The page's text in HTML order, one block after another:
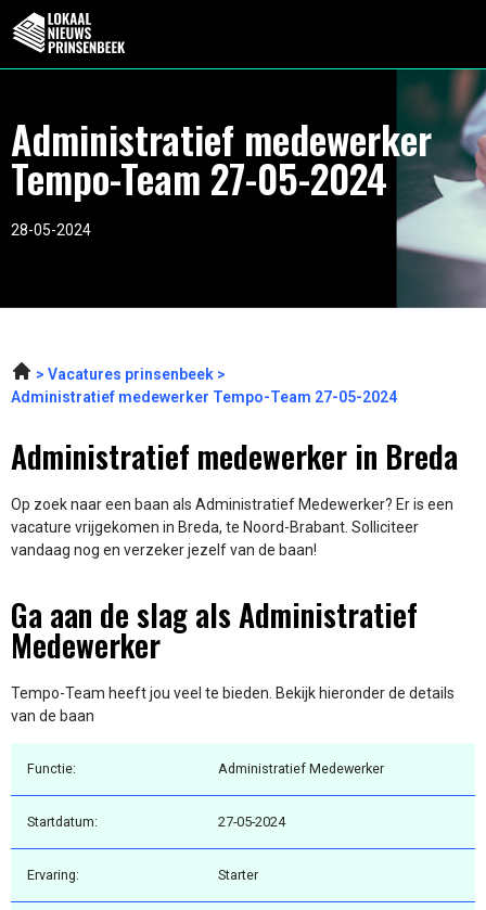
Administratief medewerker
Tempo-Team 27-05-2024
28-05-2024
Vacatures prinsenbeek
Administratief medewerker Tempo-Team 27-05-2024
Administratief medewerker in Breda
Op zoek naar een baan als Administratief Medewerker? Er is een
vacature vrijgekomen in Breda, te Noord-Brabant. Solliciteer
vandaag nog en verzeker jezelf van de baan!
Ga aan de slag als Administratief
Medewerker
Tempo-Team heeft jou veel te bieden. Bekijk hieronder de details
van de baan
Functie: Administratief Medewerker
Startdatum: 27-05-2024
Ervaring: Starter